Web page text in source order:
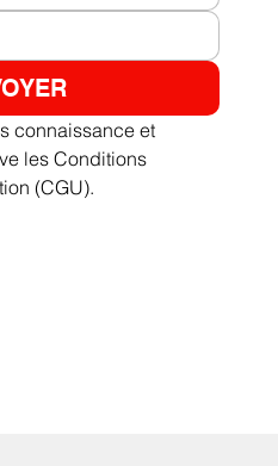
connaissance et
(CGU).